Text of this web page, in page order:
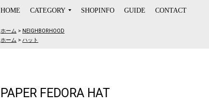
HOME CATEGORY SHOPINFO GUIDE CONTACT
ホーム > NEIGHBORHOOD
ホーム >ハット
PAPER FEDORA HAT